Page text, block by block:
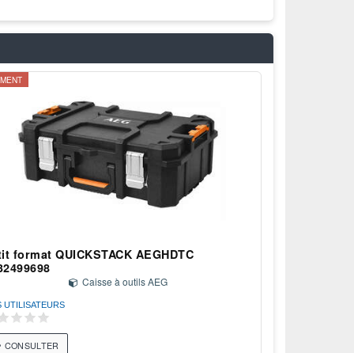
format QUICKSTACK AEGHDTC
Caisse à outils AEG
UTILISATEURS
CONSULTER